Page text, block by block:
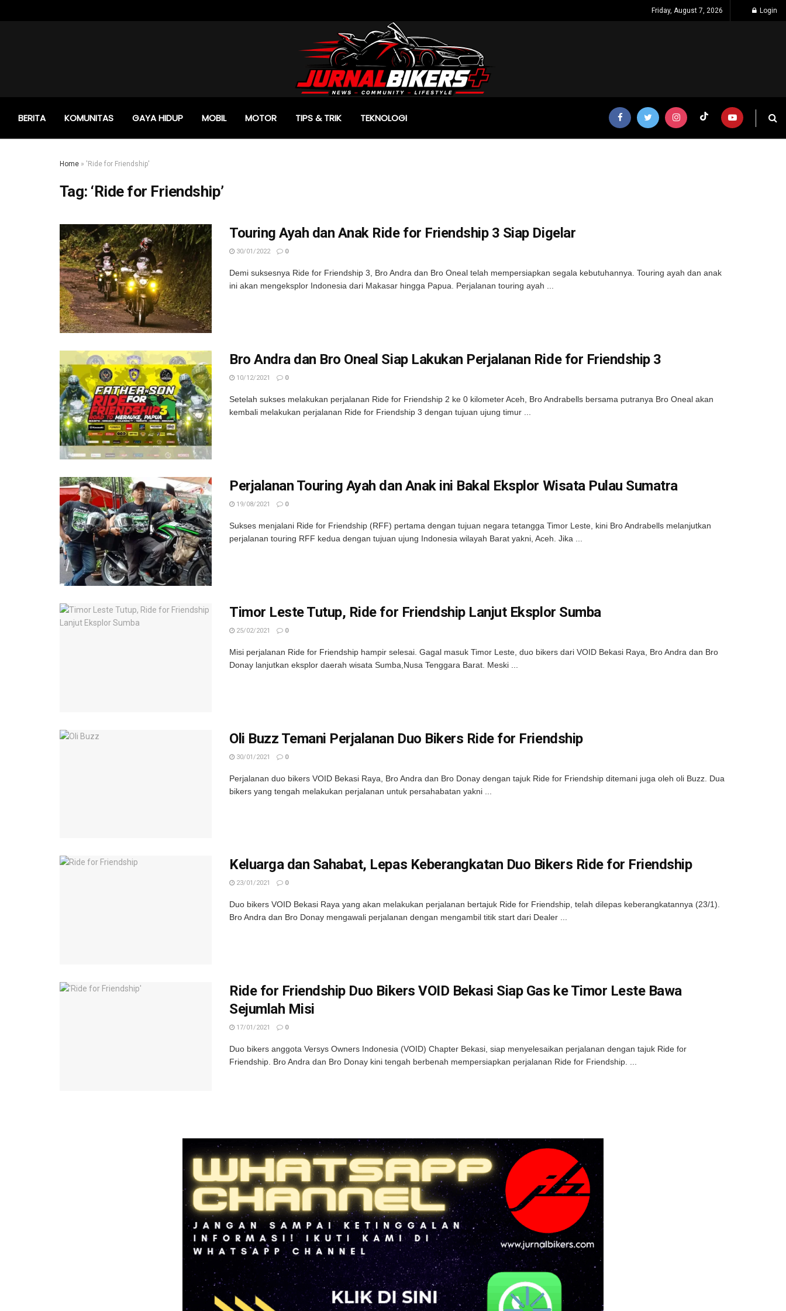
Friday, August 7, 2026 Login
BERITA KOMUNITAS GAYA HIDUP MOBIL MOTOR TIPS & TRIK TEKNOLOGI
Home » 'Ride for Friendship'
Tag: ‘Ride for Friendship’
Touring Ayah dan Anak Ride for Friendship 3 Siap Digelar
30/01/2022 0
Demi suksesnya Ride for Friendship 3, Bro Andra dan Bro Oneal telah mempersiapkan segala kebutuhannya. Touring ayah dan anak
ini akan mengeksplor Indonesia dari Makasar hingga Papua. Perjalanan touring ayah ...
Bro Andra dan Bro Oneal Siap Lakukan Perjalanan Ride for Friendship 3
10/12/2021 0
Setelah sukses melakukan perjalanan Ride for Friendship 2 ke 0 kilometer Aceh, Bro Andrabells bersama putranya Bro Oneal akan
kembali melakukan perjalanan Ride for Friendship 3 dengan tujuan ujung timur ...
Perjalanan Touring Ayah dan Anak ini Bakal Eksplor Wisata Pulau Sumatra
19/08/2021 0
Sukses menjalani Ride for Friendship (RFF) pertama dengan tujuan negara tetangga Timor Leste, kini Bro Andrabells melanjutkan
perjalanan touring RFF kedua dengan tujuan ujung Indonesia wilayah Barat yakni, Aceh. Jika ...
Timor Leste Tutup, Ride for Friendship Lanjut Eksplor Sumba
25/02/2021 0
Misi perjalanan Ride for Friendship hampir selesai. Gagal masuk Timor Leste, duo bikers dari VOID Bekasi Raya, Bro Andra dan Bro
Donay lanjutkan eksplor daerah wisata Sumba,Nusa Tenggara Barat. Meski ...
Oli Buzz Temani Perjalanan Duo Bikers Ride for Friendship
30/01/2021 0
Perjalanan duo bikers VOID Bekasi Raya, Bro Andra dan Bro Donay dengan tajuk Ride for Friendship ditemani juga oleh oli Buzz. Dua
bikers yang tengah melakukan perjalanan untuk persahabatan yakni ...
Keluarga dan Sahabat, Lepas Keberangkatan Duo Bikers Ride for Friendship
23/01/2021 0
Duo bikers VOID Bekasi Raya yang akan melakukan perjalanan bertajuk Ride for Friendship, telah dilepas keberangkatannya (23/1).
Bro Andra dan Bro Donay mengawali perjalanan dengan mengambil titik start dari Dealer ...
Ride for Friendship Duo Bikers VOID Bekasi Siap Gas ke Timor Leste Bawa
Sejumlah Misi
17/01/2021 0
Duo bikers anggota Versys Owners Indonesia (VOID) Chapter Bekasi, siap menyelesaikan perjalanan dengan tajuk Ride for
Friendship. Bro Andra dan Bro Donay kini tengah berbenah mempersiapkan perjalanan Ride for Friendship. ...